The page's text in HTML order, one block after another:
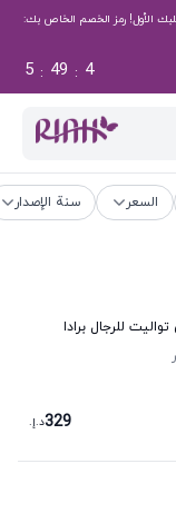
50 درهم إماراتي على طلبك الأول! رمز الخصم الخاص بك:
3
:
49
:
5
السعر سنة الإصدار
للرجال برادا
329د.إ.